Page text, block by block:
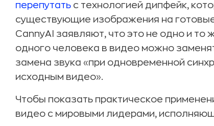
перепутать с технологией дипфейк,
существующие изображения на
CannyAI заявляют, что это не одно и то
одного человека в видео можно
замена звука «при одновременной
исходным видео».
Чтобы показать практическое
видео с мировыми лидерами,